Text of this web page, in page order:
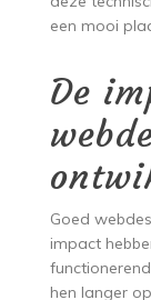
een mooi
De
Goed
impact
hen langer